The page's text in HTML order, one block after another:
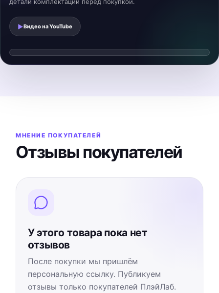
▶Видео наYouTube
Смотреть видеообзор
МНЕНИЕ ПОКУПАТЕЛЕЙ
Отзывы покупателей
У этого товара пока нет
отзывов
После покупки мы пришлём
персональную ссылку. Публикуем
отзывы только покупателей ПлэйЛаб.